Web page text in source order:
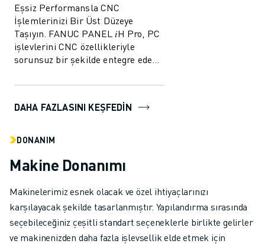
Eşsiz Performansla CNC
İşlemlerinizi Bir Üst Düzeye
Taşıyın. FANUC PANEL 𝑖H Pro, PC
işlevlerini CNC özellikleriyle
sorunsuz bir şekilde entegre eden,
performans ve es...
DAHA FAZLASINI KEŞFEDİN
DONANIM
Makine Donanımı
Makinelerimiz esnek olacak ve özel ihtiyaçlarınızı
karşılayacak şekilde tasarlanmıştır. Yapılandırma sırasında
seçebileceğiniz çeşitli standart seçeneklerle birlikte gelirler
ve makinenizden daha fazla işlevsellik elde etmek için